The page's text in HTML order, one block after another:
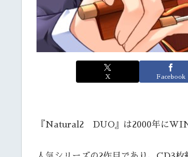
X Facebook
『Natural2 DUO』は2000年にWIN